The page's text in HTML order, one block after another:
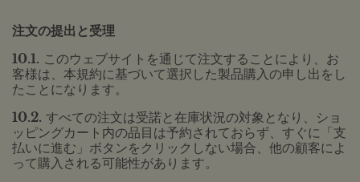
注文の提出と受理
10.1. このウェブサイトを通じて注文することにより、お
客様は、本規約に基づいて選択した製品購入の申し出をし
たことになります。
10.2. すべての注文は受諾と在庫状況の対象となり、ショ
ッピングカート内の品目は予約されておらず、すぐに「支
払いに進む」ボタンをクリックしない場合、他の顧客によ
って購入される可能性があります。